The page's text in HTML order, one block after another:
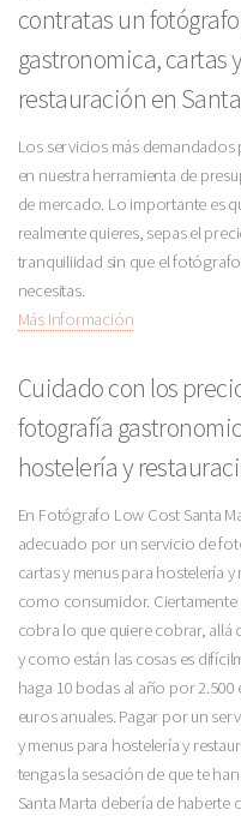
contratas un
gastronomica, cartas
restauración en
Los servicios más
en nuestra herramienta de
de mercado. Lo importante es
realmente quieres, sepas el
tranquiliidad sin que el
necesitas.
Más Información
Cuidado con los
fotografía
hostelería y
En Fotógrafo Low Cost Santa
adecuado por un servicio de
cartas y menus para hostelería
como consumidor.
cobra lo que quiere cobrar, allá
y como están las cosas es
haga 10 bodas al año por 2.500
euros anuales. Pagar por un
y menus para hostelería y
tengas la sesación de que te
Santa Marta debería de